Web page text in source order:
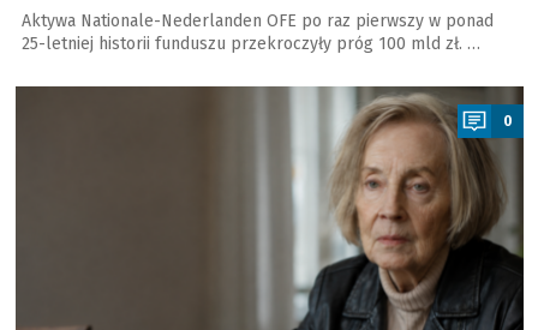
Aktywa Nationale-Nederlanden OFE po raz pierwszy w ponad
25-letniej historii funduszu przekroczyły próg 100 mld zł. …
a
0